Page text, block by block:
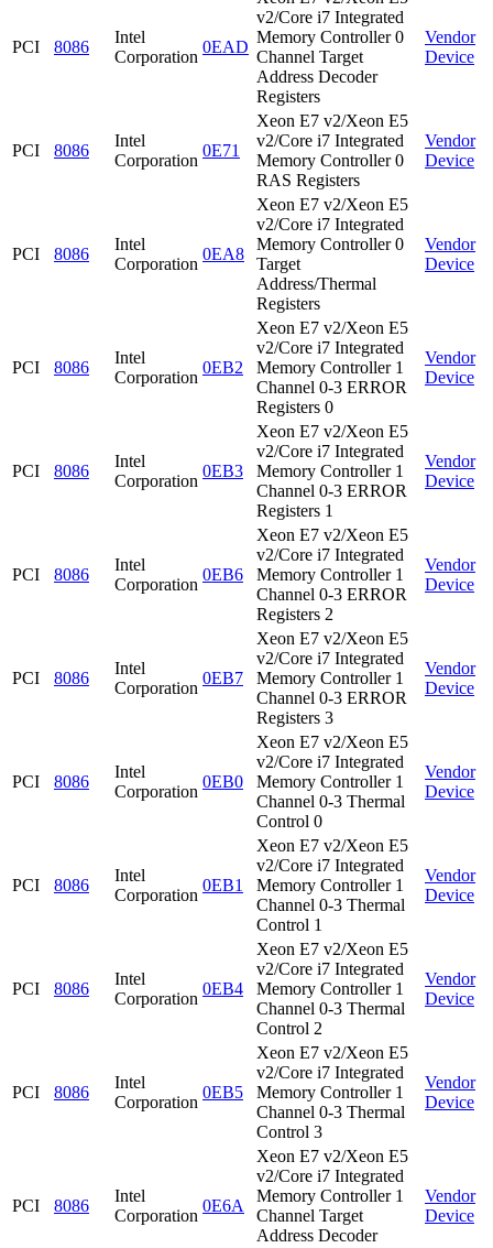
PCI 8086
Intel
Corporation
0EAD
v2/Core i7 Integrated
Memory Controller 0
Channel Target
Address Decoder
Registers
Vendor
Device
PCI 8086
Intel
Corporation
0E71
Xeon E7 v2/Xeon E5
v2/Core i7 Integrated
Memory Controller 0
RAS Registers
Vendor
Device
PCI 8086
Intel
Corporation
0EA8
Xeon E7 v2/Xeon E5
v2/Core i7 Integrated
Memory Controller 0
Target
Address/Thermal
Registers
Vendor
Device
PCI 8086
Intel
Corporation
0EB2
Xeon E7 v2/Xeon E5
v2/Core i7 Integrated
Memory Controller 1
Channel 0-3 ERROR
Registers 0
Vendor
Device
PCI 8086
Intel
Corporation
0EB3
Xeon E7 v2/Xeon E5
v2/Core i7 Integrated
Memory Controller 1
Channel 0-3 ERROR
Registers 1
Vendor
Device
PCI 8086
Intel
Corporation
0EB6
Xeon E7 v2/Xeon E5
v2/Core i7 Integrated
Memory Controller 1
Channel 0-3 ERROR
Registers 2
Vendor
Device
PCI 8086
Intel
Corporation
0EB7
Xeon E7 v2/Xeon E5
v2/Core i7 Integrated
Memory Controller 1
Channel 0-3 ERROR
Registers 3
Vendor
Device
PCI 8086
Intel
Corporation
0EB0
Xeon E7 v2/Xeon E5
v2/Core i7 Integrated
Memory Controller 1
Channel 0-3 Thermal
Control 0
Vendor
Device
PCI 8086
Intel
Corporation
0EB1
Xeon E7 v2/Xeon E5
v2/Core i7 Integrated
Memory Controller 1
Channel 0-3 Thermal
Control 1
Vendor
Device
PCI 8086
Intel
Corporation
0EB4
Xeon E7 v2/Xeon E5
v2/Core i7 Integrated
Memory Controller 1
Channel 0-3 Thermal
Control 2
Vendor
Device
PCI 8086
Intel
Corporation
0EB5
Xeon E7 v2/Xeon E5
v2/Core i7 Integrated
Memory Controller 1
Channel 0-3 Thermal
Control 3
Vendor
Device
PCI 8086
Intel
Corporation
0E6A
Xeon E7 v2/Xeon E5
v2/Core i7 Integrated
Memory Controller 1
Channel Target
Address Decoder
Vendor
Device